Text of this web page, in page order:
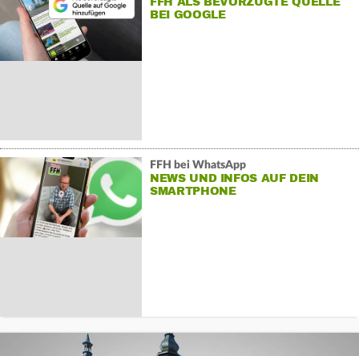
BEI GOOGLE
FFH bei WhatsApp
NEWS UND INFOS AUF DEIN
SMARTPHONE